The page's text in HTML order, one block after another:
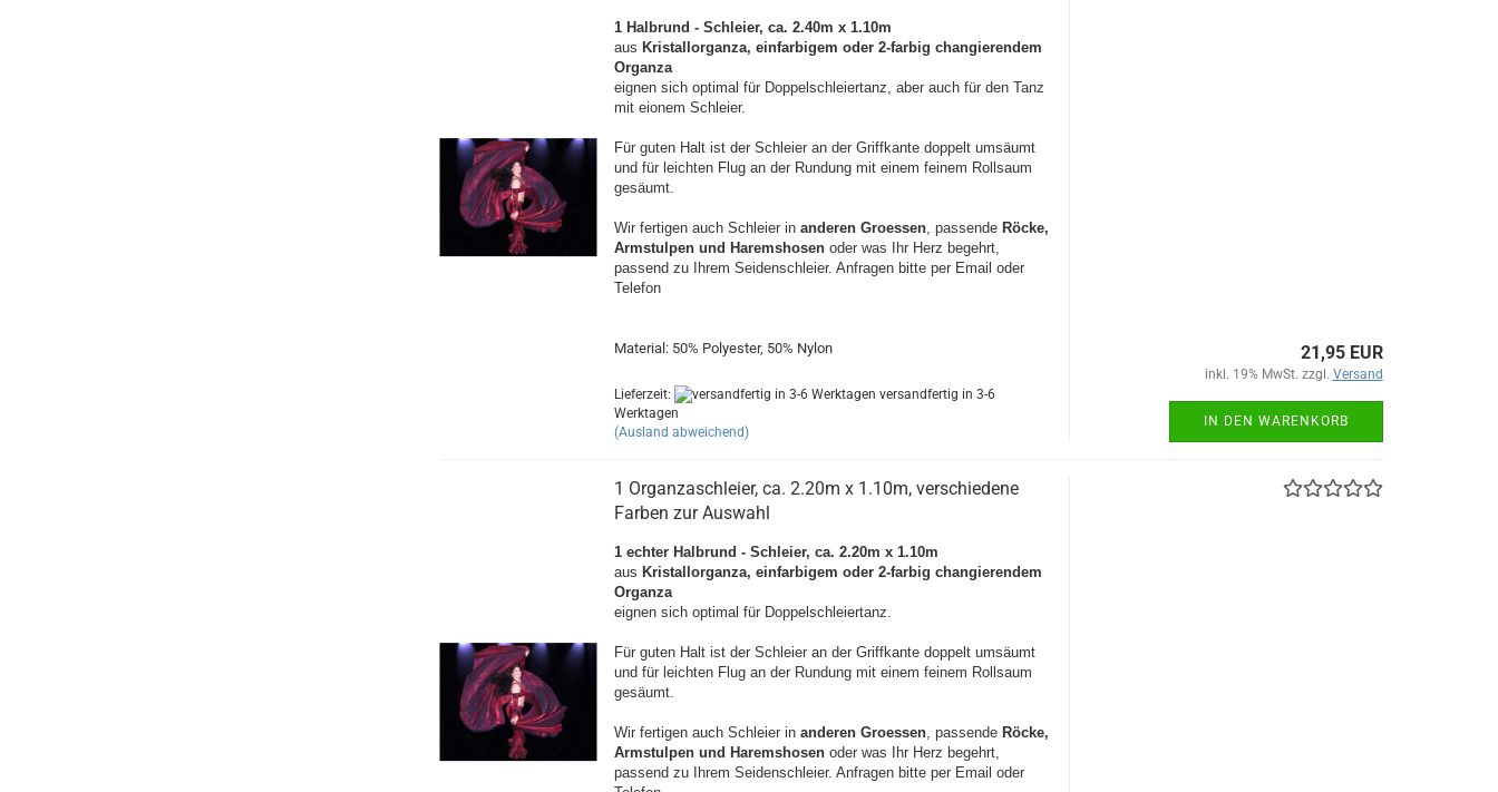
1 Halbrund - Schleier, ca. 2.40m x 1.10m
aus Kristallorganza, einfarbigem oder 2-farbig changierendem
Organza
eignen sich optimal für Doppelschleiertanz, aber auch für den Tanz
mit eionem Schleier.
Für guten Halt ist der Schleier an der Griffkante doppelt umsäumt
und für leichten Flug an der Rundung mit einem feinem Rollsaum
gesäumt.
Wir fertigen auch Schleier inanderen Groessen, passende Röcke,
Armstulpen und Haremshosenoder was Ihr Herz begehrt,
passend zu Ihrem Seidenschleier. Anfragen bitte per Email oder
Telefon
Material: 50% Polyester, 50% Nylon
Lieferzeit:
versandfertig in 3-6
Werktagen
(Ausland abweichend)
21,95 EUR
inkl. 19% MwSt. zzgl. Versand
IN DEN WARENKORB
1 Organzaschleier, ca. 2.20m x 1.10m, verschiedene
Farben zur Auswahl
1 echter Halbrund - Schleier, ca. 2.20m x 1.10m
aus Kristallorganza, einfarbigem oder 2-farbig changierendem
Organza
eignen sich optimal für Doppelschleiertanz.
Für guten Halt ist der Schleier an der Griffkante doppelt umsäumt
und für leichten Flug an der Rundung mit einem feinem Rollsaum
gesäumt.
Wir fertigen auch Schleier inanderen Groessen, passende Röcke,
Armstulpen und Haremshosenoder was Ihr Herz begehrt,
passend zu Ihrem Seidenschleier. Anfragen bitte per Email oder